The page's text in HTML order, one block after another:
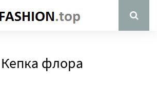
Кепка флора